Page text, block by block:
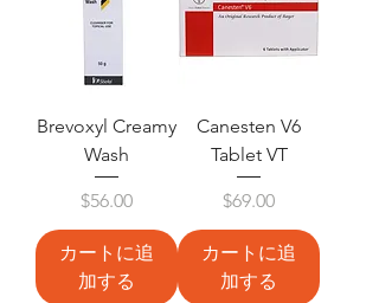
Brevoxyl Creamy
Wash
価格
$56.00
カートに追
加する
Canesten V6
Tablet VT
価格
$69.00
カートに追
加する